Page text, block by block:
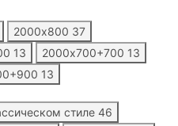
2000х800 37
13 2000х700+700 13
13
стиле 46